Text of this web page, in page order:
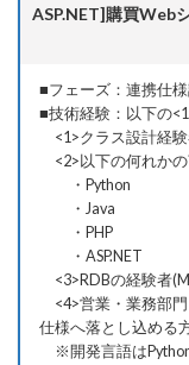
ASP.NET]購買Web
■フェーズ：連携仕
■技術経験：以下の
<1>クラス設計経
<2>以下の何れか
・Python
・Java
・PHP
・ASP.NET
<3>RDBの経験者
<4>営業・業務部
仕様へ落とし込める
※開発言語はPython